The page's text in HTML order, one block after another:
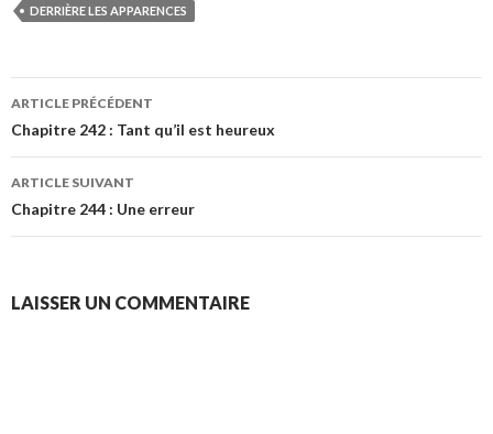
DERRIÈRE LES APPARENCES
Navigation
des
articles
ARTICLE PRÉCÉDENT
Chapitre 242 : Tant qu’il est heureux
ARTICLE SUIVANT
Chapitre 244 : Une erreur
LAISSER UN COMMENTAIRE